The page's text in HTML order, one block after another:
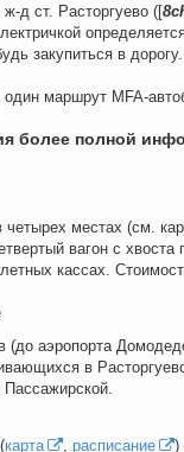
д ст. Расторгуево ([
закупиться в дорогу.
маршрут MFA-
более полной
местах (см.
вагон с
кассах.
(до аэропорта
в
карта расписание )